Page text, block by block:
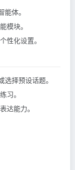
体。
模块。
性化设置。
择预设话题。
习。
达能力。